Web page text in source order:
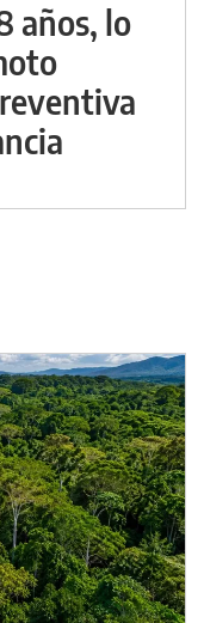
años, lo